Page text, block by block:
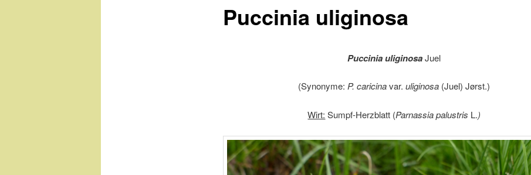
Puccinia uliginosa
Puccinia uliginosaJuel
(Synonyme: P. caricinavar.uliginosa (Juel) Jørst.)
Wirt: Sumpf-Herzblatt (Parnassia palustris L.)